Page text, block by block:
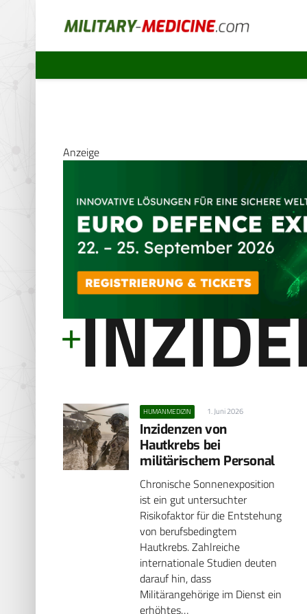
Anzeige
HUMANMEDIZIN 1. Juni 2026
Inzidenzen von
Hautkrebs bei
militärischem Personal
Chronische Sonnenexposition
ist ein gut untersuchter
Risikofaktor für die Entstehung
von berufsbedingtem
Hautkrebs. Zahlreiche
internationale Studien deuten
darauf hin, dass
Militärangehörige im Dienst ein
erhöhtes…